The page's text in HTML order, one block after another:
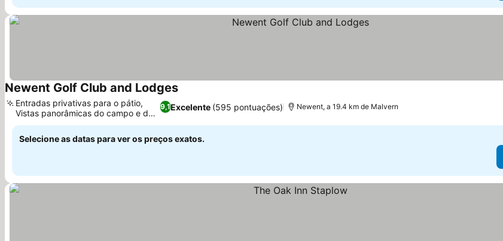
Newent Golf Club and LodgesVer preços
9,1Excelente (595 pontuações)
Entradas privativas para o pátio,
Vistas panorâmicas do campo e do
golfe
Newent, a 19.4 km de Malvern
Selecione as datas para ver os preços exatos.